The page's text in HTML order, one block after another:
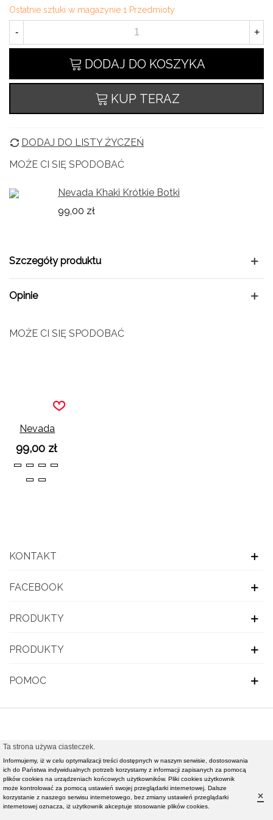
Ostatnie sztuki w magazynie 1 Przedmioty
- +
DODAJ DO KOSZYKA
KUP TERAZ
DODAJ DO LISTY ŻYCZEŃ
MOŻE CI SIĘ SPODOBAĆ
Nevada Khaki Krótkie Botki
99,00 zł
Szczegóły produktu
Opinie
MOŻE CI SIĘ SPODOBAĆ
Nevada
Khaki
Krótkie
99,00 zł
36373839
4041
KONTAKT
FACEBOOK
PRODUKTY
PRODUKTY
POMOC
© 2021 OBUWIE TOP MODA - Modna obuwie damskie,
nowości rynkowe światowej klasy mody - Realizacja i
pozycjonowanie strony :Rafał Gałązka - www.strony-
piotrkow.pl
Ta strona używa ciasteczek.
Informujemy, iż w celu optymalizacji treści dostępnych w naszym serwisie, dostosowania
ich do Państwa indywidualnych potrzeb korzystamy z informacji zapisanych za pomocą
plików cookies na urządzeniach końcowych użytkowników. Pliki cookies użytkownik
może kontrolować za pomocą ustawień swojej przeglądarki internetowej. Dalsze
korzystanie z naszego serwisu internetowego, bez zmiany ustawień przeglądarki
internetowej oznacza, iż użytkownik akceptuje stosowanie plików cookies.
×